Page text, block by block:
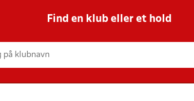
Find en klub eller et hold